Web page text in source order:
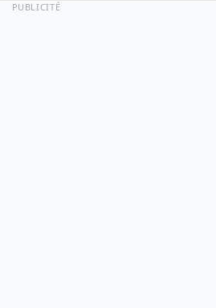
PUBLICITÉ